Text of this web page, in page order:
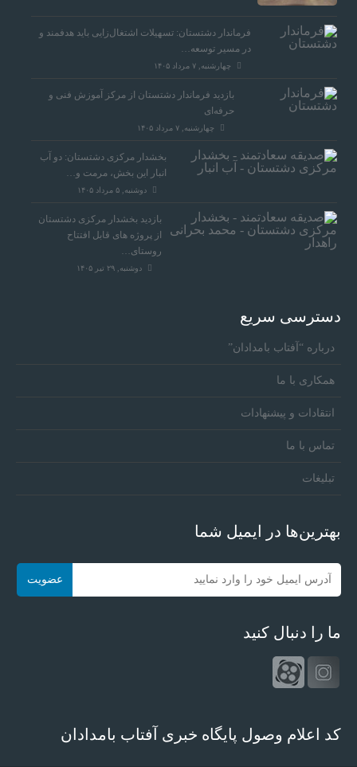
فرماندار دشتستان: تسهیلات اشتغال‌زایی باید هدفمند و
در مسیر توسعه…
چهارشنبه, ۷ مرداد ۱۴۰۵
بازدید فرماندار دشتستان از مرکز آموزش فنی و
حرفه‌ای
چهارشنبه, ۷ مرداد ۱۴۰۵
بخشدار مرکزی دشتستان: دو آب
انبار این بخش، مرمت و…
دوشنبه, ۵ مرداد ۱۴۰۵
بازدید بخشدار مرکزی دشتستان
از پروژه های قابل افتتاح
روستای…
دوشنبه, ۲۹ تیر ۱۴۰۵
دسترسی سریع
درباره “آفتاب بامدادان”
همکاری با ما
انتقادات و پیشنهادات
تماس با ما
تبلیغات
بهترین‌ها در ایمیل شما
ما را دنبال کنید
کد اعلام وصول پایگاه خبری آفتاب بامدادان